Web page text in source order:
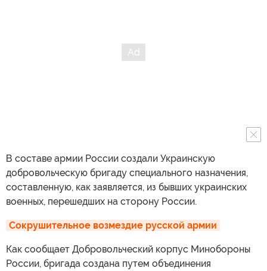
В составе армии России создали Украинскую
добровольческую бригаду специального назначения,
составленную, как заявляется, из бывших украинских
военных, перешедших на сторону России.
Сокрушительное возмездие русской армии
Как сообщает Добровольческий корпус Минобороны
России, бригада создана путем объединения